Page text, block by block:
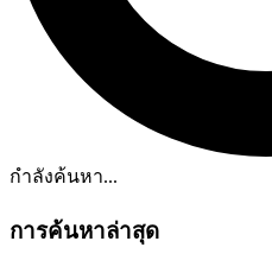
กำลังค้นหา...
การค้นหาล่าสุด